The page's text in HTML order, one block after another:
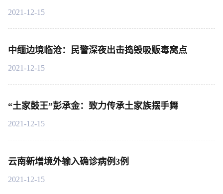
2021-12-15
中缅边境临沧：民警深夜出击捣毁吸贩毒窝点
2021-12-15
“土家鼓王”彭承金：致力传承土家族摆手舞
2021-12-15
云南新增境外输入确诊病例3例
2021-12-15